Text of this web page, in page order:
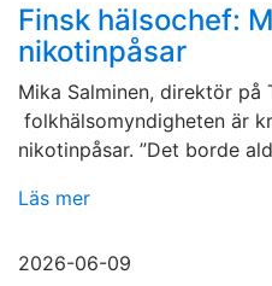
Finsk hälsochef:
nikotinpåsar
Mika Salminen, direktör på
folkhälsomyndigheten är
nikotinpåsar. ”Det borde
Läs mer
2026-06-09